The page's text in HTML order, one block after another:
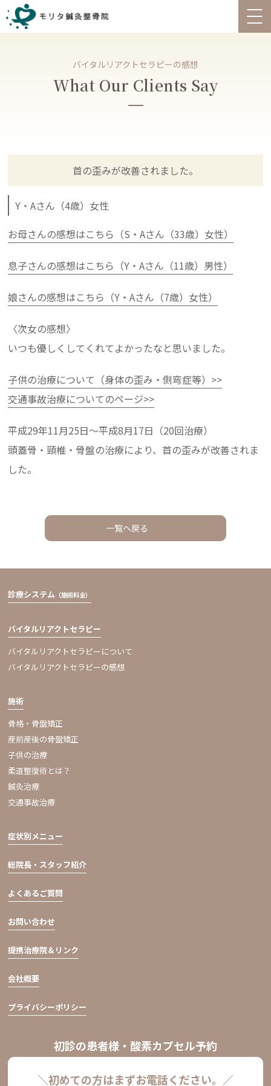
バイタルリアクトセラピーの感想
What Our Clients Say
首の歪みが改善されました。
Y・Aさん（4歳）女性
お母さんの感想はこちら（S・Aさん（33歳）女性）
息子さんの感想はこちら（Y・Aさん（11歳）男性）
娘さんの感想はこちら（Y・Aさん（7歳）女性）
〈次女の感想〉
いつも優しくしてくれてよかったなと思いました。
子供の治療について（身体の歪み・側弯症等）>>
交通事故治療についてのページ>>
平成29年11月25日～平成8月17日（20回治療）
頭蓋骨・頸椎・骨盤の治療により、首の歪みが改善されま
した。
一覧へ戻る
診療システム （施術料金）
バイタルリアクトセラピー
バイタルリアクトセラピーについて
バイタルリアクトセラピーの感想
施術
骨格・骨盤矯正
産前産後の骨盤矯正
子供の治療
柔道整復術とは？
鍼灸治療
交通事故治療
症状別メニュー
総院長・スタッフ紹介
よくあるご質問
お問い合わせ
提携治療院＆リンク
会社概要
プライバシーポリシー
初診の患者様・酸素カプセル予約
＼初めての方はまずお電話ください。／